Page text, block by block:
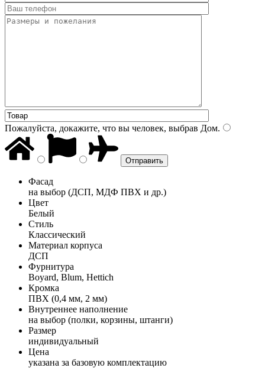
Пожалуйста, докажите, что вы человек, выбрав Дом.
Фасад
на выбор (ДСП, МДФ ПВХ и др.)
Цвет
Белый
Стиль
Классический
Материал корпуса
ДСП
Фурнитура
Boyard, Blum, Hettich
Кромка
ПВХ (0,4 мм, 2 мм)
Внутреннее наполнение
на выбор (полки, корзины, штанги)
Размер
индивидуальный
Цена
указана за базовую комплектацию